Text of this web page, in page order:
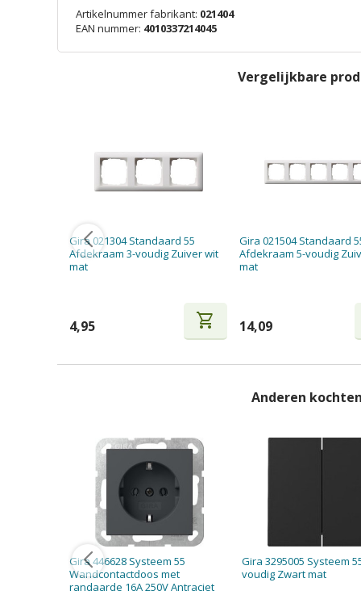
Artikelnummer fabrikant: 021404
EAN nummer: 4010337214045
Vergelijkbare
Gira 021304 Standaard 55
Afdekraam 3-voudig Zuiver wit
mat
4,95 shopping_cart
Gira 021504 Standaard
Afdekraam 5-voudig
mat
14,09
Anderen
Gira 446628 Systeem 55
Wandcontactdoos met
randaarde 16A 250V Antraciet
Gira 3295005 Systeem
voudig Zwart mat